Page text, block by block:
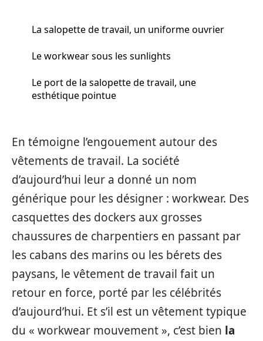
La salopette de travail, un uniforme ouvrier
Le workwear sous les sunlights
Le port de la salopette de travail, une
esthétique pointue
En témoigne l’engouement autour des
vêtements de travail. La société
d’aujourd’hui leur a donné un nom
générique pour les désigner : workwear. Des
casquettes des dockers aux grosses
chaussures de charpentiers en passant par
les cabans des marins ou les bérets des
paysans, le vêtement de travail fait un
retour en force, porté par les célébrités
d’aujourd’hui. Et s’il est un vêtement typique
du « workwear mouvement », c’est bien la